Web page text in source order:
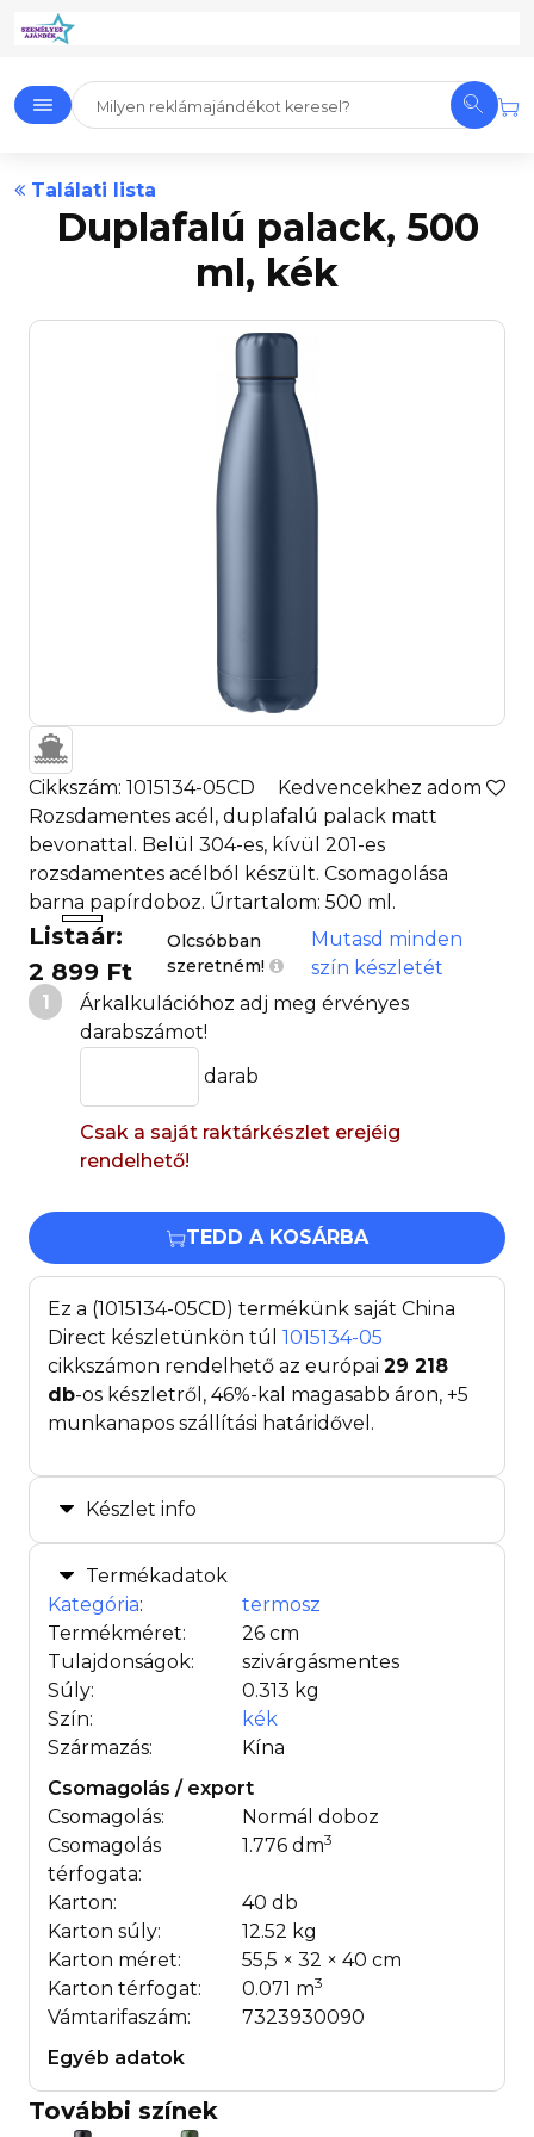
Találati lista
Duplafalú palack, 500
ml, kék
Cikkszám: 1015134-05CD
Kedvencekhez adom
Rozsdamentes acél, duplafalú palack matt
bevonattal. Belül 304-es, kívül 201-es
rozsdamentes acélból készült. Csomagolása
barna papírdoboz. Űrtartalom: 500 ml.
Listaár:
2 899 Ft
Olcsóbban
szeretném!
Mutasd minden
szín készletét
1
Árkalkulációhoz adj meg érvényes
darabszámot!
darab
Csak a saját raktárkészlet erejéig
rendelhető!
TEDD A KOSÁRBA
Készlet info
Ez a (1015134-05CD) termékünk saját China
Direct készletünkön túl 1015134-05
cikkszámon rendelhető az európai 29 218
db-os készletről, 46%-kal magasabb áron, +5
munkanapos szállítási határidővel.
Termékadatok
Kategória:
termosz
Termékméret:
26 cm
Tulajdonságok:
szivárgásmentes
Súly:
0.313 kg
Szín:
kék
Származás:
Kína
Csomagolás / export
Csomagolás:
Normál doboz
Csomagolás
térfogata:
1.776 dm3
Karton:
40 db
Karton súly:
12.52 kg
Karton méret:
55,5 × 32 × 40 cm
Karton térfogat:
0.071 m3
Vámtarifaszám:
7323930090
Egyéb adatok
További színek